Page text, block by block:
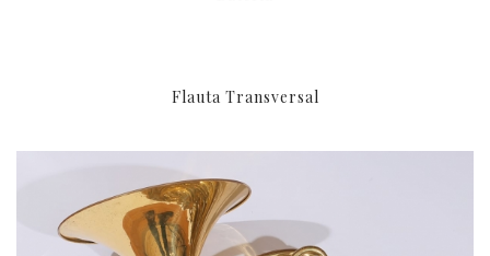
Flauta Transversal